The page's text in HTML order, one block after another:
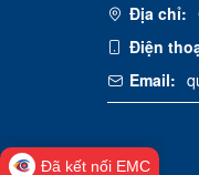
Địa chỉ:
Điện
Email:
Đã kết nối EMC